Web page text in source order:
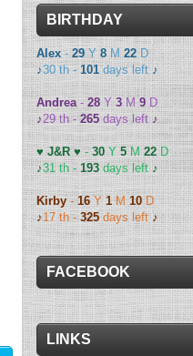
BIRTHDAY
Alex-29Y 8M22D
♪30 th -101days left ♪
Andrea-28Y3M9D
♪29 th -265days left♪
♥ J&R ♥-30Y5M22D
♪31 th -193days left ♪
Kirby-16Y1M10D
♪17 th -325days left♪
FACEBOOK
LINKS